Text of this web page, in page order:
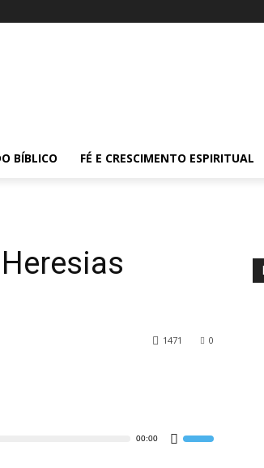
BÍBLICO FÉ E CRESCIMENTO ESPIRITUAL
0
1471
00:00
Use